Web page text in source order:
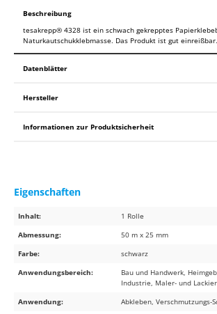
Beschreibung
tesakrepp® 4328 ist ein schwach gekrepptes
Naturkautschukklebmasse. Das Produkt ist gut
Datenblätter
Hersteller
Informationen zur Produktsicherheit
Eigenschaften
Inhalt:
1 Rolle
Abmessung:
50 m x 25 mm
Farbe:
schwarz
Anwendungsbereich:
Bau und Handwerk,
Industrie, Maler- und
Anwendung:
Abkleben, Verschmutzungs-